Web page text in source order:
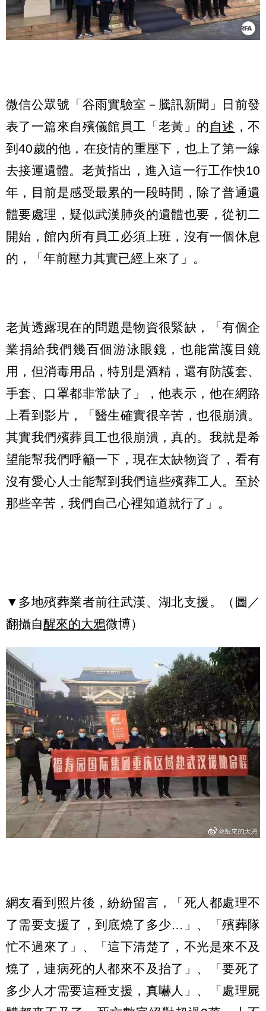
微信公眾號「谷雨實驗室－騰訊新聞」日前發
表了一篇來自殯儀館員工「老黃」的自述 ，不
到40歲的他，在疫情的重壓下，也上了第一線
去接運遺體。老黃指出，進入這一行工作快10
年，目前是感受最累的一段時間，除了普通遺
體要處理，疑似武漢肺炎的遺體也要，從初二
開始，館內所有員工必須上班，沒有一個休息
的，「年前壓力其實已經上來了」。
老黃透露現在的問題是物資很緊缺，「有個企
業捐給我們幾百個游泳眼鏡，也能當護目鏡
用，但消毒用品，特別是酒精，還有防護套、
手套、口罩都非常缺了」，他表示，他在網路
上看到影片，「醫生確實很辛苦，也很崩潰。
其實我們殯葬員工也很崩潰，真的。我就是希
望能幫我們呼籲一下，現在太缺物資了，看有
沒有愛心人士能幫到我們這些殯葬工人。至於
那些辛苦，我們自己心裡知道就行了」。
▼多地殯葬業者前往武漢、湖北支援。（圖／
翻攝自醒來的大鴉微博）
網友看到照片後，紛紛留言，「死人都處理不
了需要支援了，到底燒了多少…」、「殯葬隊
忙不過來了」、「這下清楚了，不光是來不及
燒了，連病死的人都來不及抬了」、「要死了
多少人才需要這種支援，真嚇人」、「處理屍